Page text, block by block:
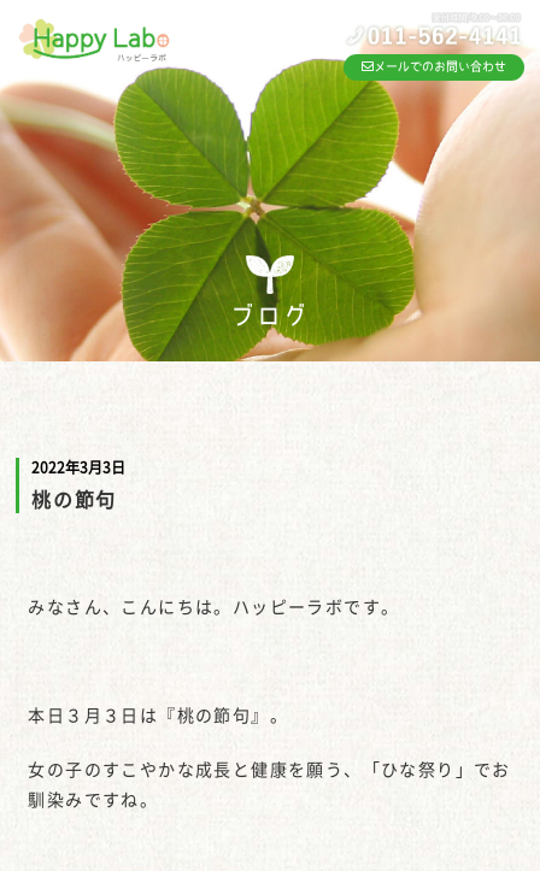
メールでのお問い合わせ
ブログ
2022年3月3日
桃の節句
みなさん、こんにちは。ハッピーラボです。
本日３月３日は『桃の節句』。
女の子のすこやかな成長と健康を願う、「ひな祭り」でお
馴染みですね。